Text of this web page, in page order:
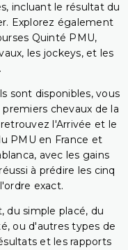
incluant le résultat du
Explorez également
Quinté PMU,
les jockeys, et les
sont disponibles, vous
chevaux de la
l'Arrivée et le
PMU en France et
avec les gains
à prédire les cinq
exact.
du simple placé, du
ou d'autres types de
et les rapports